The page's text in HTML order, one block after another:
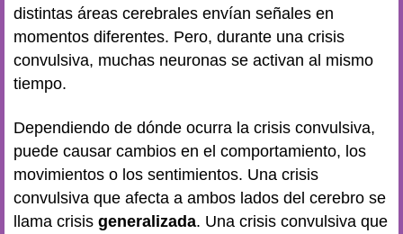
distintas áreas cerebrales envían señales en
momentos diferentes. Pero, durante una crisis
convulsiva, muchas neuronas se activan al mismo
tiempo.
Dependiendo de dónde ocurra la crisis convulsiva,
puede causar cambios en el comportamiento, los
movimientos o los sentimientos. Una crisis
convulsiva que afecta a ambos lados del cerebro se
llama crisis generalizada. Una crisis convulsiva que